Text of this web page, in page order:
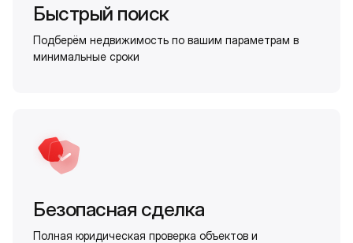
Быстрый поиск
Подберём недвижимость по вашим параметрам в
минимальные сроки
Безопасная сделка
Полная юридическая проверка объектов и